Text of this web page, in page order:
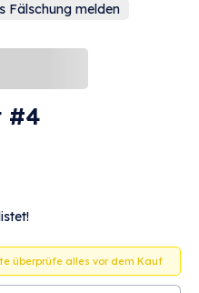
Fälschung melden
#4
überprüfe alles vor dem Kauf